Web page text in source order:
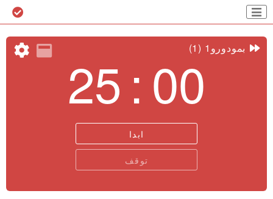
بمودورو1 (1)
25 : 00
ابدا
توقف